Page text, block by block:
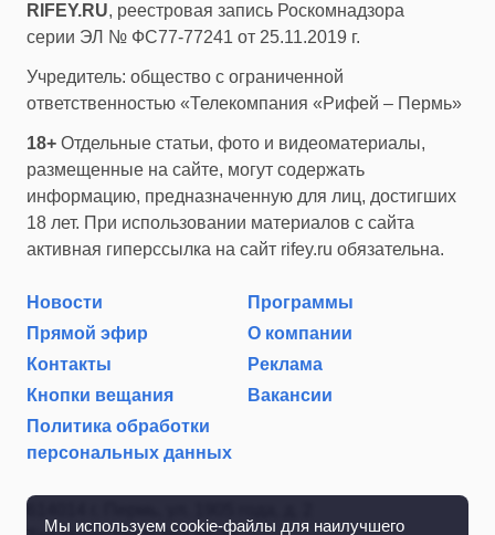
Мы используем cookie-файлы для наилучшего
RIFEY.RU, реестровая запись Роскомнадзора
серии ЭЛ № ФС77-77241 от 25.11.2019 г.
Учредитель: общество с ограниченной
ответственностью «Телекомпания «Рифей – Пермь»
18+ Отдельные статьи, фото и видеоматериалы,
размещенные на сайте, могут содержать
информацию, предназначенную для лиц, достигших
18 лет. При использовании материалов с сайта
активная гиперссылка на сайт rifey.ru обязательна.
Новости
Программы
Прямой эфир
О компании
Контакты
Реклама
Кнопки вещания
Вакансии
Политика обработки
персональных данных